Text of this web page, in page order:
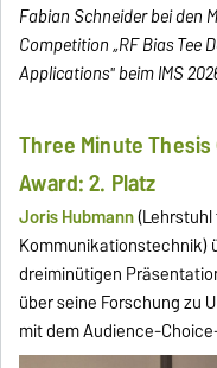
Fabian Schneider bei den
Competition „RF Bias Tee
Applications" beim IMS
Three Minute
Award: 2. Platz
Joris Hubmann
Kommunikationstechnik)
dreiminütigen
über seine Forschung zu
mit dem Audience-